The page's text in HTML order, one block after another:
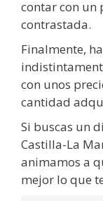
contar con un
contrastada.
Finalmente,
con unos
cantidad
Si buscas un
Castilla-La
animamos a
mejor lo que